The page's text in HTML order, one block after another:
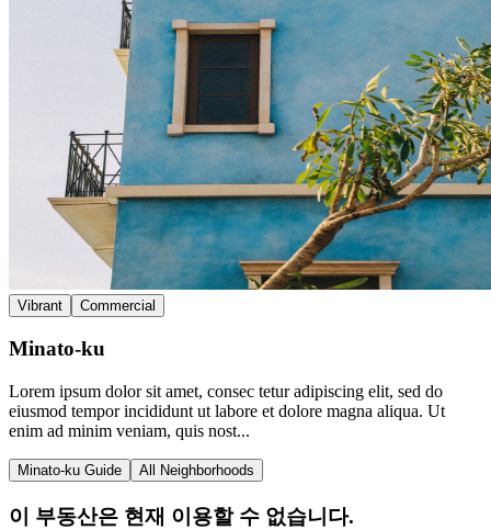
Vibrant Commercial
Minato-ku
Lorem ipsum dolor sit amet, consec tetur adipiscing elit, sed do
eiusmod tempor incididunt ut labore et dolore magna aliqua. Ut
enim ad minim veniam, quis nost...
Minato-ku Guide All Neighborhoods
이 부동산은 현재 이용할 수 없습니다.